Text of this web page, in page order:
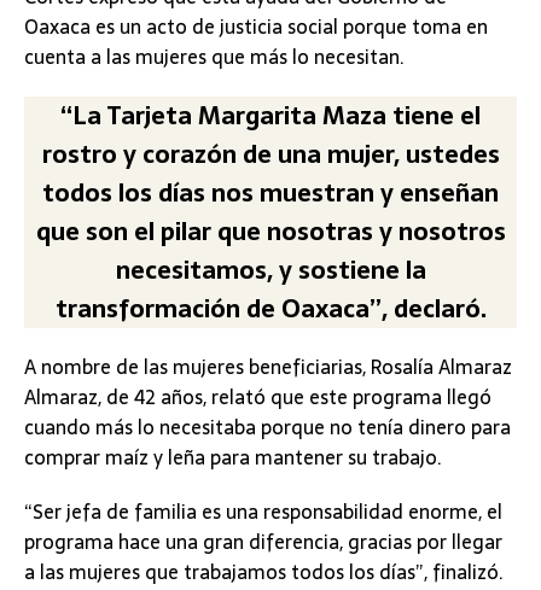
Oaxaca es un acto de justicia social porque toma en
cuenta a las mujeres que más lo necesitan.
“La Tarjeta Margarita Maza tiene el
rostro y corazón de una mujer, ustedes
todos los días nos muestran y enseñan
que son el pilar que nosotras y nosotros
necesitamos, y sostiene la
transformación de Oaxaca”, declaró.
A nombre de las mujeres beneficiarias, Rosalía Almaraz
Almaraz, de 42 años, relató que este programa llegó
cuando más lo necesitaba porque no tenía dinero para
comprar maíz y leña para mantener su trabajo.
“Ser jefa de familia es una responsabilidad enorme, el
programa hace una gran diferencia, gracias por llegar
a las mujeres que trabajamos todos los días”, finalizó.